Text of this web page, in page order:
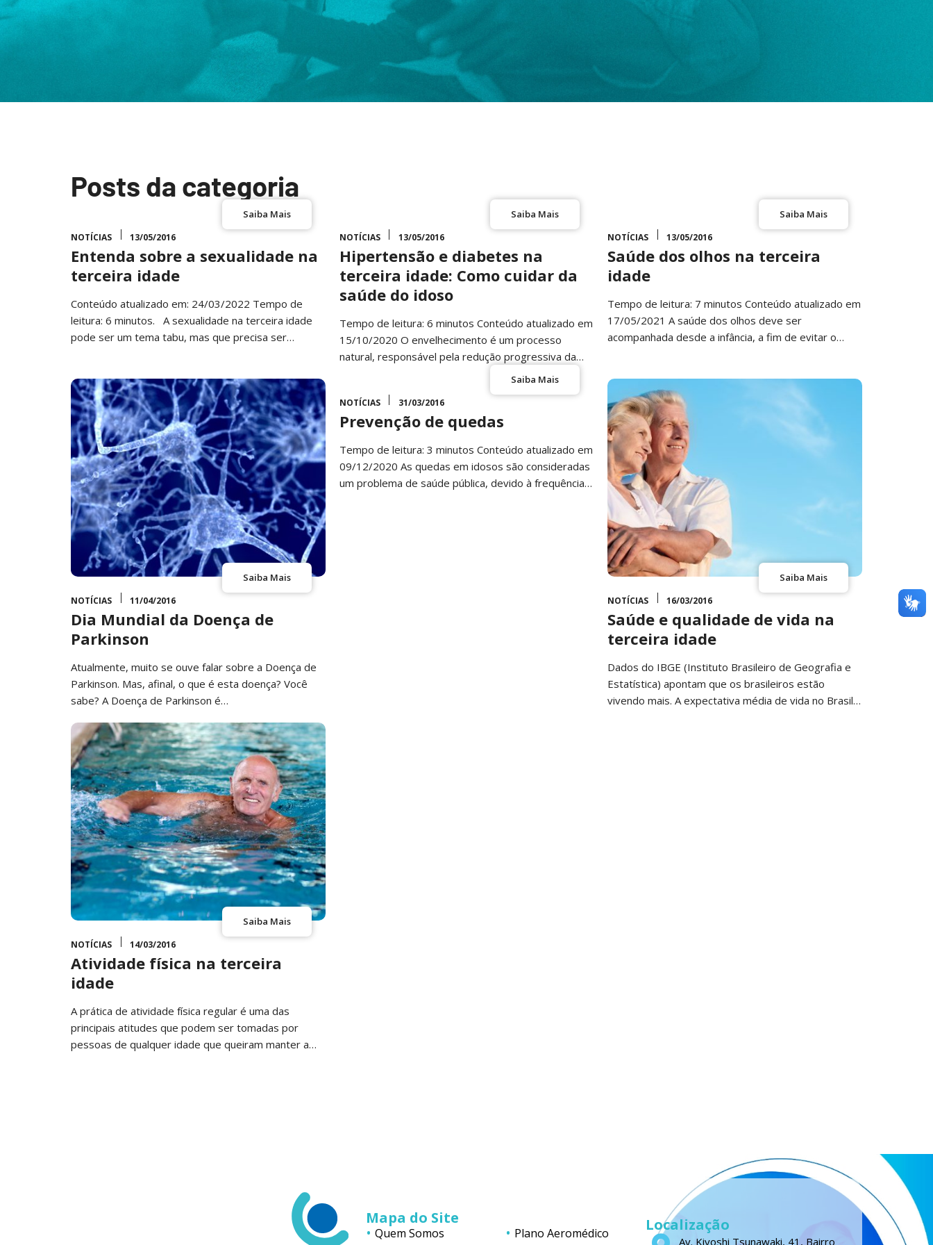
Posts da categoria
Saiba Mais
NOTÍCIAS 13/05/2016
Entenda sobre a sexualidade na
terceira idade
Conteúdo atualizado em: 24/03/2022 Tempo de
leitura: 6 minutos. A sexualidade na terceira idade
pode ser um tema tabu, mas que precisa ser
Saiba Mais
NOTÍCIAS 13/05/2016
Hipertensão e diabetes na
terceira idade: Como cuidar da
saúde do idoso
Tempo de leitura: 6 minutos Conteúdo atualizado em
15/10/2020 O envelhecimento é um processo
natural, responsável pela redução progressiva da
Saiba Mais
NOTÍCIAS 13/05/2016
Saúde dos olhos na terceira
idade
Tempo de leitura: 7 minutos Conteúdo atualizado em
17/05/2021 A saúde dos olhos deve ser
acompanhada desde a infância, a fim de evitar o…
Saiba Mais
NOTÍCIAS 11/04/2016
Dia Mundial da Doença de
Parkinson
Atualmente, muito se ouve falar sobre a Doença de
Parkinson. Mas, afinal, o que é esta doença? Você
sabe? A Doença de Parkinson é…
Saiba Mais
NOTÍCIAS 31/03/2016
Prevenção de quedas
Tempo de leitura: 3 minutos Conteúdo atualizado em
09/12/2020 As quedas em idosos são consideradas
um problema de saúde pública, devido à frequência,
Saiba Mais
NOTÍCIAS 16/03/2016
Saúde e qualidade de vida na
terceira idade
Dados do IBGE (Instituto Brasileiro de Geografia e
Estatística) apontam que os brasileiros estão
vivendo mais. A expectativa média de vida no Brasil
Saiba Mais
NOTÍCIAS 14/03/2016
Atividade física na terceira
idade
A prática de atividade física regular é uma das
principais atitudes que podem ser tomadas por
pessoas de qualquer idade que queiram manter a…
Mapa do Site
Quem Somos Plano Aeromédico Localização
Av. Kiyoshi Tsunawaki, 41, Bairro